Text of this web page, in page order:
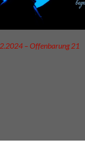
– Offenbarung 21